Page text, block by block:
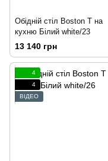
Обідній стіл Boston T на
кухню Білий white/23
13 140 грн
4
4
ВІДЕО